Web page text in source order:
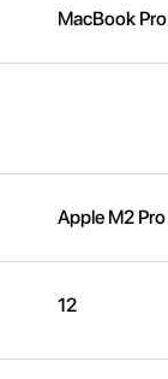
MacBook Pro
Apple M2 Pro
12